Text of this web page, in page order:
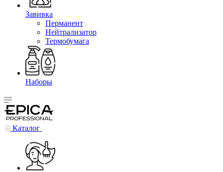
Завивка
Перманент
Нейтрализатор
Термобумага
Наборы
Каталог